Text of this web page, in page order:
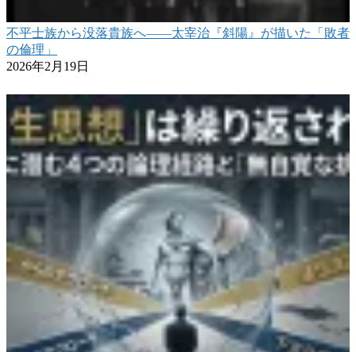
不平士族から没落貴族へ――太宰治『斜陽』が描いた「敗者
の倫理」
2026年2月19日